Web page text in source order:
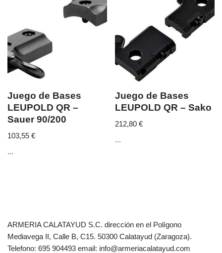
Juego de Bases
LEUPOLD QR –
Sauer 90/200
103,55 €
...
Juego de Bases
LEUPOLD QR – Sako
212,80€
...
ARMERIA CALATAYUD S.C. dirección en el Polígono
Mediavega II, Calle B, C15. 50300 Calatayud (Zaragoza).
Telefono: 695 904493 email: info@armeriacalatayud.com